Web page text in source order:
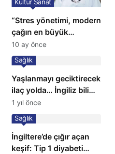
“Stres yönetimi, modern
çağın en büyük
tedavisidir”
10 ay önce
Yaşlanmayı geciktirecek
ilaç yolda… İngiliz bilim
insanları açıkladı!
Sağlık
1 yıl önce
İngiltere’de çığır açan
keşif: Tip 1 diyabeti
Sağlık